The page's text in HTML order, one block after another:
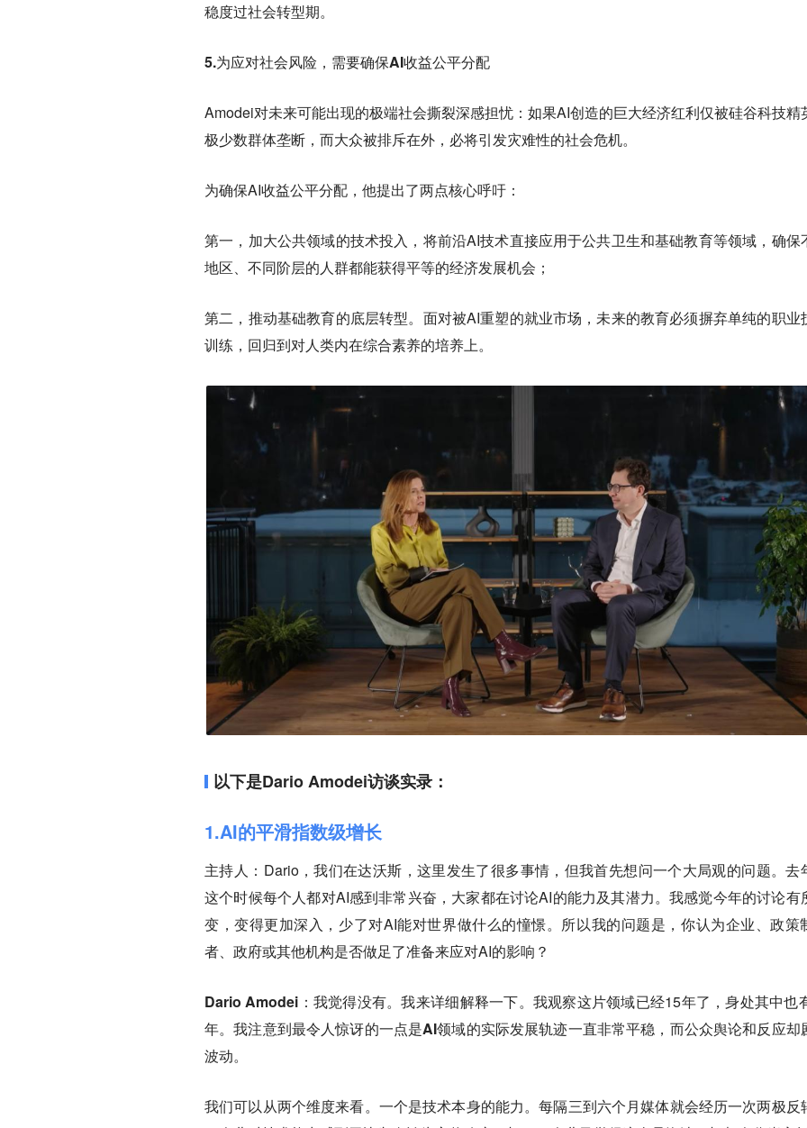
稳度过社会转型期。
5.为应对社会风险，需要确保AI收益公平分配
Amodei对未来可能出现的极端社会撕裂深感担忧：如果AI创造的巨大经济红利仅被硅谷科技精
极少数群体垄断，而大众被排斥在外，必将引发灾难性的社会危机。
为确保AI收益公平分配，他提出了两点核心呼吁：
第一，加大公共领域的技术投入，将前沿AI技术直接应用于公共卫生和基础教育等领域，确保
地区、不同阶层的人群都能获得平等的经济发展机会；
第二，推动基础教育的底层转型。面对被AI重塑的就业市场，未来的教育必须摒弃单纯的职业
训练，回归到对人类内在综合素养的培养上。
以下是Dario Amodei访谈实录：
1.AI的平滑指数级增长
主持人： Dario，我们在达沃斯，这里发生了很多事情，但我首先想问一个大局观的问题。去
这个时候每个人都对AI感到非常兴奋，大家都在讨论AI的能力及其潜力。我感觉今年的讨论有
变，变得更加深入，少了对AI能对世界做什么的憧憬。所以我的问题是，你认为企业、政策
者、政府或其他机构是否做足了准备来应对AI的影响？
Dario Amodei： 我觉得没有。我来详细解释一下。我观察这片领域已经15年了，身处其中也
年。我注意到最令人惊讶的一点是AI领域的实际发展轨迹一直非常平稳，而公众舆论和反应却
波动。
我们可以从两个维度来看。一个是技术本身的能力。每隔三到六个月媒体就会经历一次两极反